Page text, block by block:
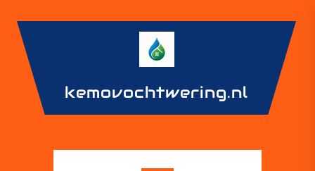
content
kemovochtwering.nl